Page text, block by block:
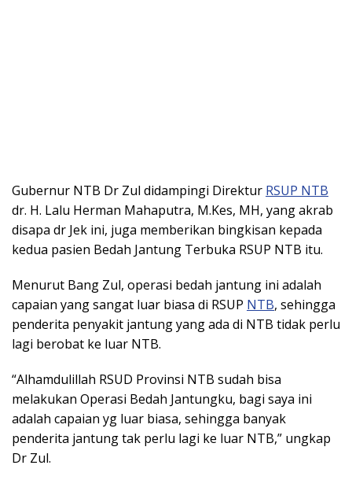
Gubernur NTB Dr Zul didampingi Direktur RSUP NTB
dr. H. Lalu Herman Mahaputra, M.Kes, MH, yang akrab
disapa dr Jek ini, juga memberikan bingkisan kepada
kedua pasien Bedah Jantung Terbuka RSUP NTB itu.
Menurut Bang Zul, operasi bedah jantung ini adalah
capaian yang sangat luar biasa di RSUP NTB, sehingga
penderita penyakit jantung yang ada di NTB tidak perlu
lagi berobat ke luar NTB.
“Alhamdulillah RSUD Provinsi NTB sudah bisa
melakukan Operasi Bedah Jantungku, bagi saya ini
adalah capaian yg luar biasa, sehingga banyak
penderita jantung tak perlu lagi ke luar NTB,” ungkap
Dr Zul.